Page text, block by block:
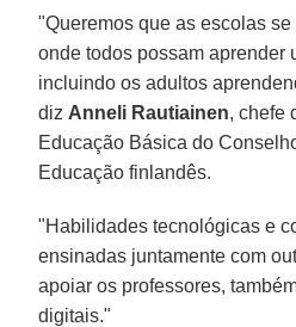
"Queremos que as escolas
onde todos possam aprender
incluindo os adultos
diz Anneli Rautiainen, chefe
Educação Básica do
Educação finlandês.
"Habilidades tecnológicas e
ensinadas juntamente com
apoiar os professores,
digitais."